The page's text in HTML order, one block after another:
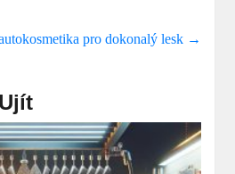
pro dokonalý lesk →